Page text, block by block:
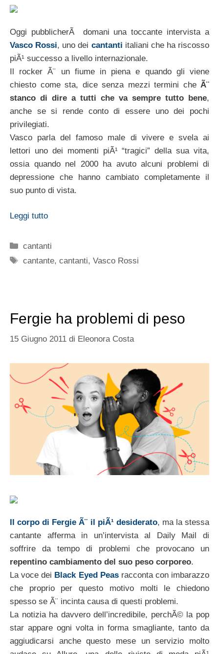
Oggi pubblicherÃ domani una toccante intervista a
Vasco Rossi, uno dei cantanti italiani che ha riscosso
piÃ¹ successo a livello internazionale.
Il rocker Ã¨ un fiume in piena e quando gli viene
chiesto come sta, dice senza mezzi termini che Ã¨
stanco di dire a tutti che va sempre tutto bene,
anche se si rende conto di essere uno dei pochi
privilegiati.
Vasco parla del famoso male di vivere e svela ai
lettori uno dei momenti piÃ¹ “tragici” della sua vita,
ossia quando nel 2000 ha avuto alcuni problemi di
depressione che hanno cambiato completamente il
suo punto di vista.
Leggi tutto
Categorie
cantanti
Tag
cantante,cantanti,Vasco Rossi
Fergie ha problemi di peso
15 Giugno 2011 di Eleonora Costa
Il corpo di Fergie Ã¨ il piÃ¹ desiderato, ma la stessa
cantante afferma in un’intervista al Daily Mail di
soffrire da tempo di problemi che provocano un
repentino cambiamento del suo peso corporeo.
La voce dei Black Eyed Peasracconta con imbarazzo
che proprio per questo motivo molti le chiedono
spesso se Ã¨ incinta causa di questi problemi.
La notizia ha davvero dell’incredibile, perchÃ© la pop
star appare ogni volta in forma smagliante, tanto da
aggiudicarsi anche questo mese un servizio molto